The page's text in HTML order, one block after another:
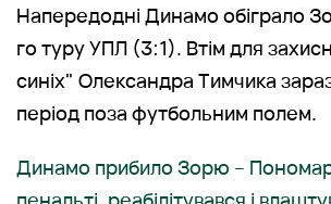
Напередодні Динамо обіграло
го туру УПЛ (3:1). Втім для
синіх" Олександра Тимчика
період поза футбольним полем.
Динамо прибило Зорю –